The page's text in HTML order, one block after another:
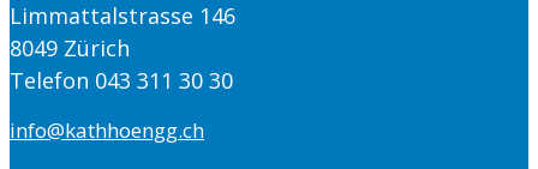
Limmattalstrasse 146
8049 Zürich
Telefon 043 311 30 30
info@kathhoengg.ch